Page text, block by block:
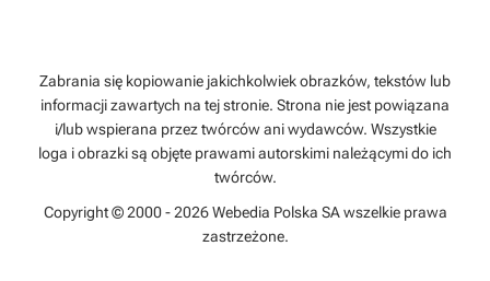
Zabrania się kopiowanie jakichkolwiek obrazków, tekstów lub
informacji zawartych na tej stronie. Strona nie jest powiązana
i/lub wspierana przez twórców ani wydawców. Wszystkie
loga i obrazki są objęte prawami autorskimi należącymi do ich
twórców.
Copyright © 2000 - 2026 Webedia Polska SA wszelkie prawa
zastrzeżone.